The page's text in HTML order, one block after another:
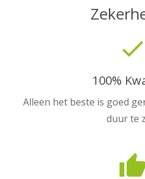
done
100%
Alleen het beste is goed
duur te
thumb_up